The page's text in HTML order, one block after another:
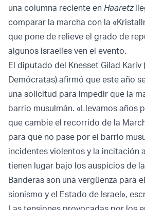
una columna reciente en Haaretz
comparar la marcha con la
que pone de relieve el grado de
algunos israelíes ven el evento.
El diputado del Knesset Gilad
Demócratas) afirmó que este año
una solicitud para impedir que la
barrio musulmán. «Llevamos años
que cambie el recorrido de la
para que no pase por el barrio
incidentes violentos y la incitación
tienen lugar bajo los auspicios de
Banderas son una vergüenza para
sionismo y el Estado de Israel»,